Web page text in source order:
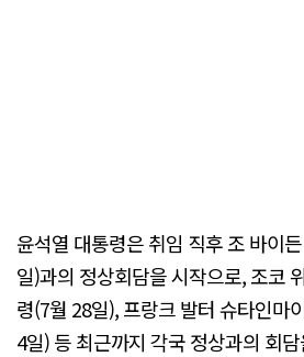
윤석열 대통령은 취임 직후 조 바이
일)과의 정상회담을 시작으로, 조코
령(7월 28일), 프랑크 발터 슈타인마
4일) 등 최근까지 각국 정상과의 회